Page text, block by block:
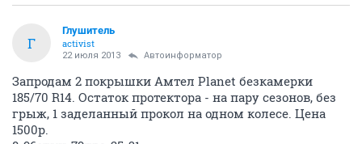
Г
Глушитель
activist
22 июля 2013 Автоинформатор
Запродам 2 покрышки Амтел Planet безкамерки
185/70 R14. Остаток протектора - на пару сезонов, без
грыж, 1 заделанный прокол на одном колесе. Цена
1500р.